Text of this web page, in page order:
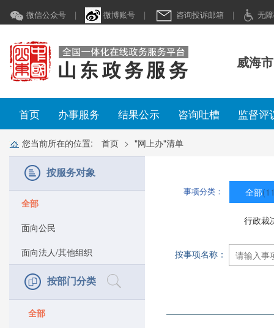
微信公众号 | 微博账号 | 咨询投诉邮箱 | 无
威海
首页 办事服务 结果公示 咨询吐槽 监督
您当前所在的位置: 首页 "网上办"清单
按服务对象
全部
面向公民
面向法人/其他组织
按部门分类
全部
事项分类： 全部
行政裁
按事项名称：